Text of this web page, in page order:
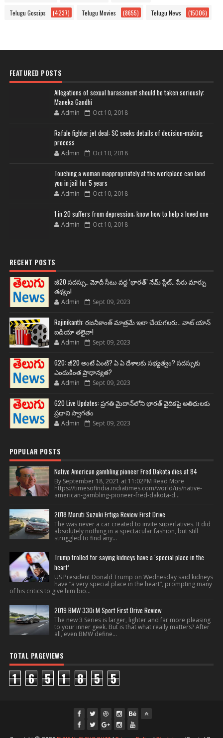
Telugu Gossips (4237) Telugu Movies (8655) Telugu News (15006)
FEATURED POSTS
Allegations of sexual harassment should be taken seriously:
Maneka Gandhi
Admin Oct 10, 2018
Rafale fighter jet deal: SC seeks details of decision-making
process
Admin Oct 10, 2018
Touching a woman inappropriately at the workplace can land
you in jail for 5 years
Admin Oct 10, 2018
1 in 20 suffers from depression; know how to help a loved one
Admin Oct 10, 2018
RECENT POSTS
జీ20 సదస్సు.. మోదీ సీటు వద్ద ‘భారత్’ నేమ్ ప్లేట్‌.. పేరు మార్పు
తథ్యం!
Admin Sept 09, 2023
Rajinikanth: రజనీకాంత్ మాత్రమే ఇలా చేయగలరు.. వాట్ యాన్
ఐడియా తలైవా!
Admin Sept 09, 2023
G20: జీ20 అంటే ఏంటి? ఏ ఏ దేశాలకు సభ్యత్వం? సదస్సుకు
ఎందుకింత ప్రాధాన్యత?
Admin Sept 09, 2023
G20 Live Updates: ప్రగతి మైదాన్‌లోని భారత్ వైదికపై అతిథులకు
ప్రధాని స్వాగతం
Admin Sept 09, 2023
POPULAR POSTS
Native American gambling pioneer Fred Dakota dies at 84
By September 18, 2021 at 11:02PM Read More
https://timesofindia.indiatimes.com/world/us/native-
american-gambling-pioneer-fred-dakota-d...
2018 Maruti Suzuki Ertiga Review First Drive
The was never a car created to invite superlatives. It did
absolutely nothing in a spectacular fashion, but still
struggled to find any...
Trump trolled for saying kidneys have a ‘special place in the
heart’
US President Donald Trump on Wednesday said kidneys
have “a very special place in the heart”, prompting many
of his critics to give him bio...
2019 BMW 330i M Sport First Drive Review
The new 3 Series is larger, lighter and far more pleasing
to your inner geek. But is that what really matters? After
all, even BMW define...
TOTAL PAGEVIEWS
1 6 5 1 8 5 5
fac twi gpl ins you